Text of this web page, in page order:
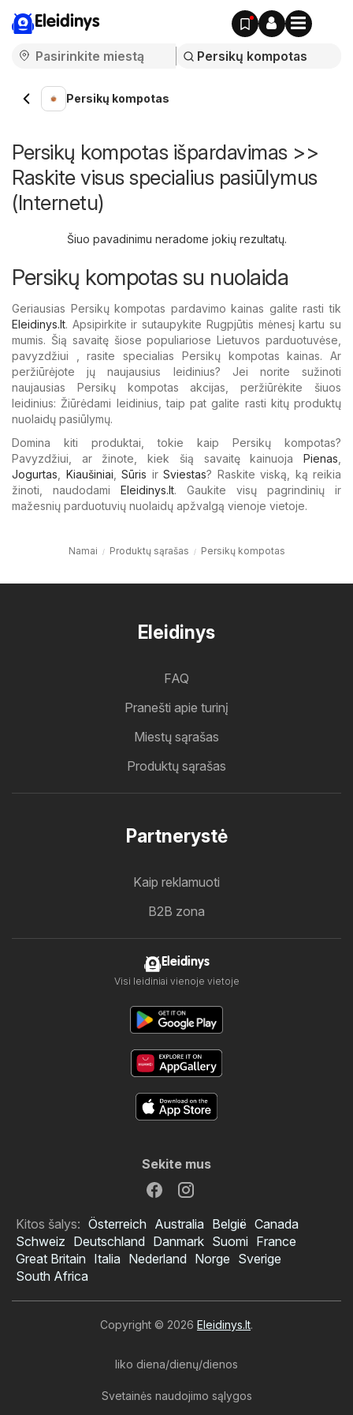
Eleidinys
Persikų kompotas
Persikų kompotas išpardavimas >>
Raskite visus specialius pasiūlymus
(Internetu)
Šiuo pavadinimu neradome jokių rezultatų.
Persikų kompotas su nuolaida
Geriausias Persikų kompotas pardavimo kainas galite rasti tik
Eleidinys.lt. Apsipirkite ir sutaupykite Rugpjūtis mėnesį kartu su
mumis. Šią savaitę šiose populiariose Lietuvos parduotuvėse,
pavyzdžiui , rasite specialias Persikų kompotas kainas. Ar
peržiūrėjote jų naujausius leidinius? Jei norite sužinoti
naujausias Persikų kompotas akcijas, peržiūrėkite šiuos
leidinius: Žiūrėdami leidinius, taip pat galite rasti kitų produktų
nuolaidų pasiūlymų.
Domina kiti produktai, tokie kaip Persikų kompotas?
Pavyzdžiui, ar žinote, kiek šią savaitę kainuoja Pienas
Jogurtas
Kiaušiniai Sūris ir Sviestas? Raskite viską, ką reikia
žinoti, naudodami Eleidinys.lt. Gaukite visų pagrindinių ir
mažesnių parduotuvių nuolaidų apžvalgą vienoje vietoje.
Namai Produktų sąrašas Persikų kompotas
Eleidinys
FAQ
Pranešti apie turinį
Miestų sąrašas
Produktų sąrašas
Partnerystė
Kaip reklamuoti
B2B zona
Eleidinys
Visi leidiniai vienoje vietoje
Sekite mus
Kitos šalys: Österreich Australia België Canada
Schweiz Deutschland Danmark Suomi France
Great Britain Italia Nederland Norge Sverige
South Africa
Copyright © 2026 Eleidinys.lt.
liko diena/dienų/dienos
Svetainės naudojimo sąlygos